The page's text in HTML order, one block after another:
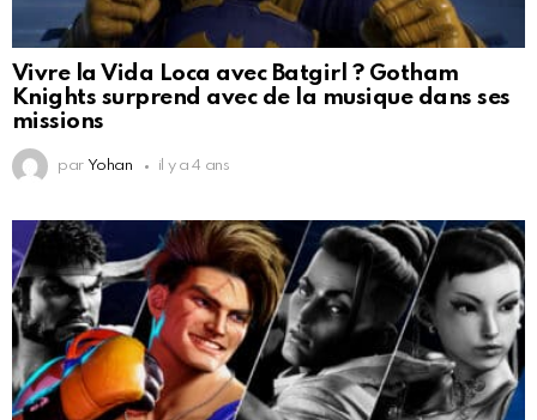
Vivre la Vida Loca avec Batgirl ? Gotham
Knights surprend avec de la musique dans ses
missions
par Yohan il y a 4 ans